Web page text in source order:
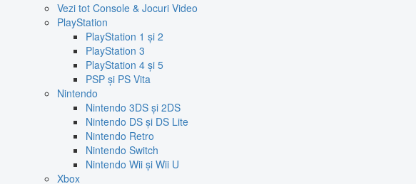
Vezi tot Console & Jocuri Video
PlayStation
PlayStation 1 și 2
PlayStation 3
PlayStation 4 și 5
PSP și PS Vita
Nintendo
Nintendo 3DS și 2DS
Nintendo DS și DS Lite
Nintendo Retro
Nintendo Switch
Nintendo Wii și Wii U
Xbox